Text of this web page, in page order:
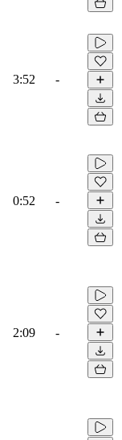
3:52 -
0:52 -
2:09 -